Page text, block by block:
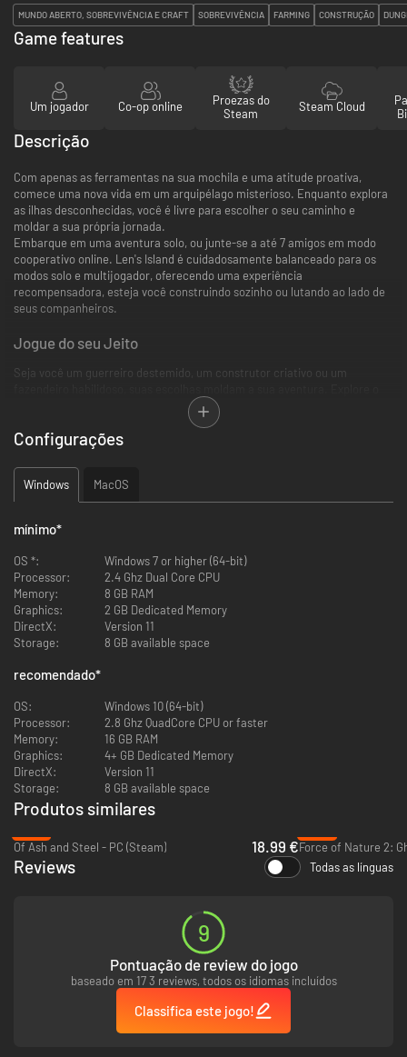
MUNDO ABERTO, SOBREVIVÊNCIA E CRAFT SOBREVIVÊNCIA FARMING CONSTRUÇÃO
Game features
Um jogador Co-op online
Proezas do
Steam
Steam Cloud
Descrição
Com apenas as ferramentas na sua mochila e uma atitude proativa,
comece uma nova vida em um arquipélago misterioso. Enquanto explora
as ilhas desconhecidas, você é livre para escolher o seu caminho e
moldar a sua própria jornada.
Embarque em uma aventura solo, ou junte-se a até 7 amigos em modo
cooperativo online. Len's Island é cuidadosamente balanceado para os
modos solo e multijogador, oferecendo uma experiência
recompensadora, esteja você construindo sozinho ou lutando ao lado de
seus companheiros.
Jogue do seu Jeito
Seja você um guerreiro destemido, um construtor criativo ou um
mundo no seu ritmo, refine seu conjunto de habilidades e avance por um
sistema de progressão flexível, guiado pelo seu estilo de jogo favorito.
De um passeio no parque até um verdadeiro inferno na terra, selecione a
dificuldade que combina melhor com seu estilo, ou personalize
totalmente seu jogo ajustando as configurações de mundo para
desbloquear possibilidades infinitas.
Colete, Construa e Explore
poderosas, armaduras resistentes e ferramentas essenciais de
sobrevivência. Colete recursos do ambiente, refine-os e combine-os de
inúmeras formas de acordo com seu estilo de jogo. Prepare alimentos,
crie poções e aprimore seu equipamento ao progredir, garantindo estar
pronto para encarar o próximo grande desafio.
Masmorras e Missões Desafiadoras
Desça por masmorras perigosas para derrotar chefes desafiadores e
conquistar espólios valiosos. Cada partida é um teste de habilidade e
preparação, onde estratégia e perseverança determinam o sucesso.
Desvende histórias ocultas, cumpra missões e ganhe aprimoramentos
Configurações
Windows MacOS
mínimo*
OS *:
Windows 7 or higher (64-bit)
Processor:
2.4 Ghz Dual Core CPU
Memory:
8 GB RAM
Graphics:
2 GB Dedicated Memory
DirectX:
Version 11
Storage:
8 GB available space
recomendado*
OS:
Windows 10 (64-bit)
Processor:
2.8 Ghz QuadCore CPU or faster
Memory:
16 GB RAM
Graphics:
4+ GB Dedicated Memory
DirectX:
Version 11
Storage:
8 GB available space
Produtos similares
Of Ash and Steel - PC (Steam)
18.99 €Force of Nature 2:
Reviews Todas as línguas
9
Pontuação de review do jogo
baseado em 17 3 reviews, todos os idiomas incluídos
Classifica este jogo!